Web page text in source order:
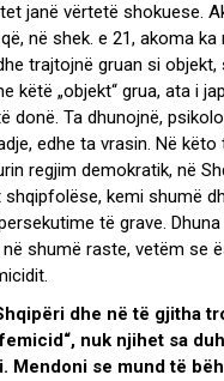
janë vërtetë shokuese.
në shek. e 21, akoma ka
trajtojnë gruan si
këtë „objekt“ grua, ata i
donë. Ta dhunojnë,
edhe ta vrasin. Në këto
regjim demokratik, në
kemi shumë
të grave.
në shumë raste, vetëm se
dhe në të gjitha
nuk njihet sa
Mendoni se mund të